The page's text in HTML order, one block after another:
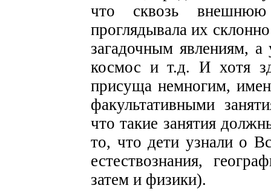
что сквозь внешнюю
проглядывала их
загадочным явлениям,
космос и т.д. И хотя
присуща немногим,
факультативными
что такие занятия
то, что дети узнали о
естествознания,
затем и физики).